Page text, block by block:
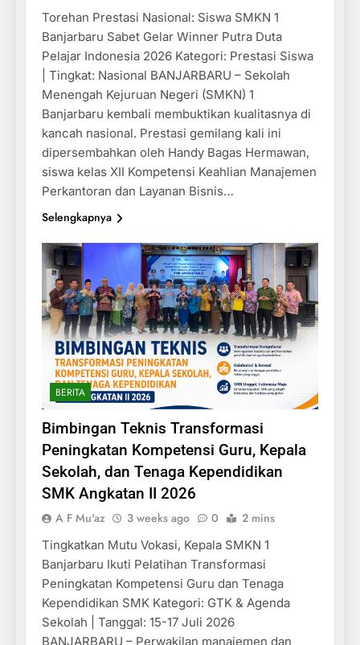
Torehan Prestasi Nasional: Siswa SMKN 1
Banjarbaru Sabet Gelar Winner Putra Duta
Pelajar Indonesia 2026 Kategori: Prestasi Siswa
| Tingkat: Nasional BANJARBARU – Sekolah
Menengah Kejuruan Negeri (SMKN) 1
Banjarbaru kembali membuktikan kualitasnya di
kancah nasional. Prestasi gemilang kali ini
dipersembahkan oleh Handy Bagas Hermawan,
siswa kelas XII Kompetensi Keahlian Manajemen
Perkantoran dan Layanan Bisnis…
Selengkapnya
BERITA
Bimbingan Teknis Transformasi
Peningkatan Kompetensi Guru, Kepala
Sekolah, dan Tenaga Kependidikan
SMK Angkatan II 2026
A F Mu'az 3 weeks ago 0 2 mins
Tingkatkan Mutu Vokasi, Kepala SMKN 1
Banjarbaru Ikuti Pelatihan Transformasi
Peningkatan Kompetensi Guru dan Tenaga
Kependidikan SMK Kategori: GTK & Agenda
Sekolah | Tanggal: 15-17 Juli 2026
BANJARBARU – Perwakilan manajemen dan